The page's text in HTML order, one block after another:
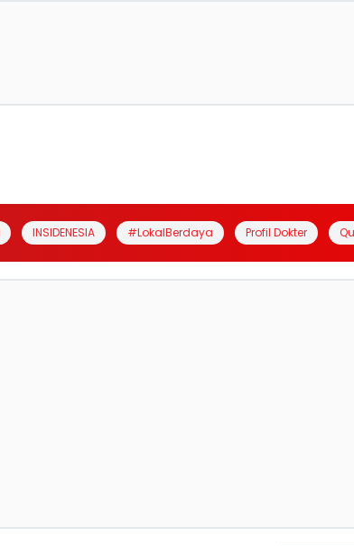
INSIDENESIA #LokalBerdaya Profil Dokter